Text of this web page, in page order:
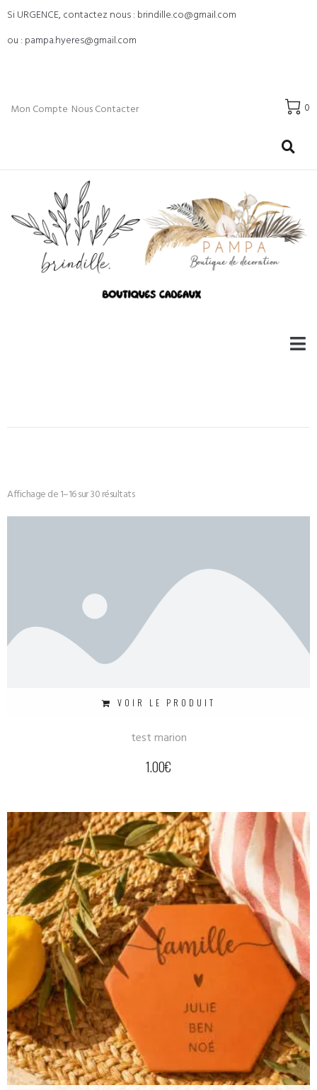
Si URGENCE, contactez nous : brindille.co@gmail.com
ou : pampa.hyeres@gmail.com
Mon Compte Nous Contacter 0
Affichage de 1–16 sur 30 résultats
VOIR LE PRODUIT
test marion
1.00€